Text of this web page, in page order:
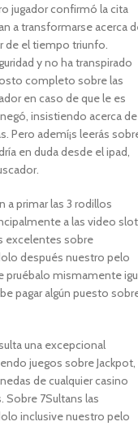
jugador confirmó la cita
a transformarse acerca
de el tiempo triunfo.
y no ha transpirado
completo sobre las
en caso de que le es
insistiendo acerca de
Pero ademí¡s leerás
en duda desde el ipad,
a primar las 3 rodillos
a las video
excelentes sobre
después nuestro pelo
pruébalo mismamente­
pagar algún puesto
una excepcional
juegos sobre Jackpot,
de cualquier casino
Sobre 7Sultans las
inclusive nuestro pelo